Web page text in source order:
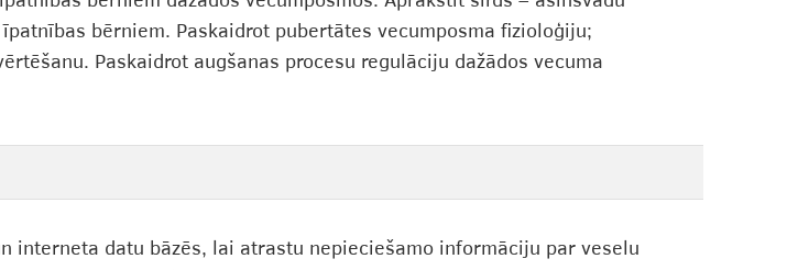
bērniem. Paskaidrot pubertātes vecumposma fizioloģiju;
Paskaidrot augšanas procesu regulāciju dažādos vecuma
interneta datu bāzēs, lai atrastu nepieciešamo informāciju par veselu